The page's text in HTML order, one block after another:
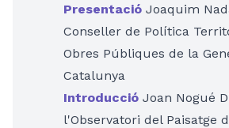
Presentació Joaquim
Conseller de Política
Obres Públiques de la
Catalunya
Introducció Joan Nogué
l'Observatori del Paisatge